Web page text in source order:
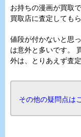
お持ちの漫画が買取
買取店に査定しても
値段が付かないと思
は意外と多いです。
外は、とりあえず査
その他の疑問点は